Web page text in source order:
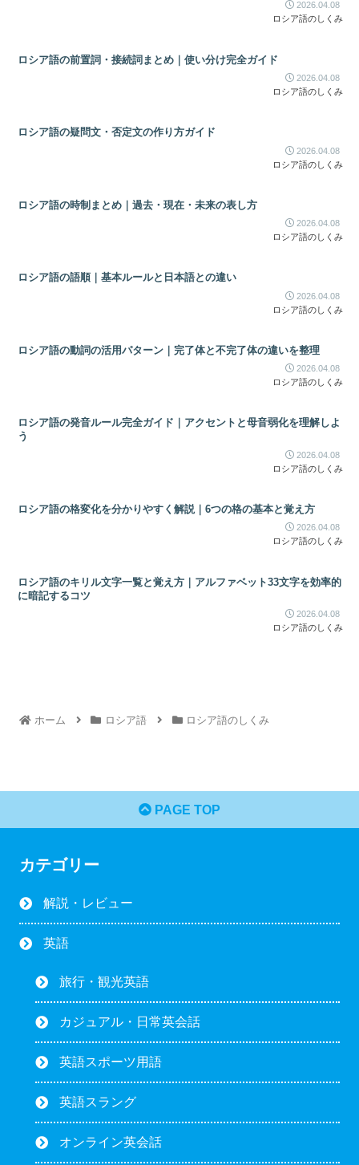
2026.04.08
ロシア語のしくみ
ロシア語の前置詞・接続詞まとめ｜使い分け完全ガイド
2026.04.08
ロシア語のしくみ
ロシア語の疑問文・否定文の作り方ガイド
2026.04.08
ロシア語のしくみ
ロシア語の時制まとめ｜過去・現在・未来の表し方
2026.04.08
ロシア語のしくみ
ロシア語の語順｜基本ルールと日本語との違い
2026.04.08
ロシア語のしくみ
ロシア語の動詞の活用パターン｜完了体と不完了体の違いを整理
2026.04.08
ロシア語のしくみ
ロシア語の発音ルール完全ガイド｜アクセントと母音弱化を理解しよ
う
2026.04.08
ロシア語のしくみ
ロシア語の格変化を分かりやすく解説｜6つの格の基本と覚え方
2026.04.08
ロシア語のしくみ
ロシア語のキリル文字一覧と覚え方｜アルファベット33文字を効率的
に暗記するコツ
2026.04.08
ロシア語のしくみ
ホーム ロシア語 ロシア語のしくみ
PAGE TOP
カテゴリー
解説・レビュー
英語
旅行・観光英語
カジュアル・日常英会話
英語スポーツ用語
英語スラング
オンライン英会話